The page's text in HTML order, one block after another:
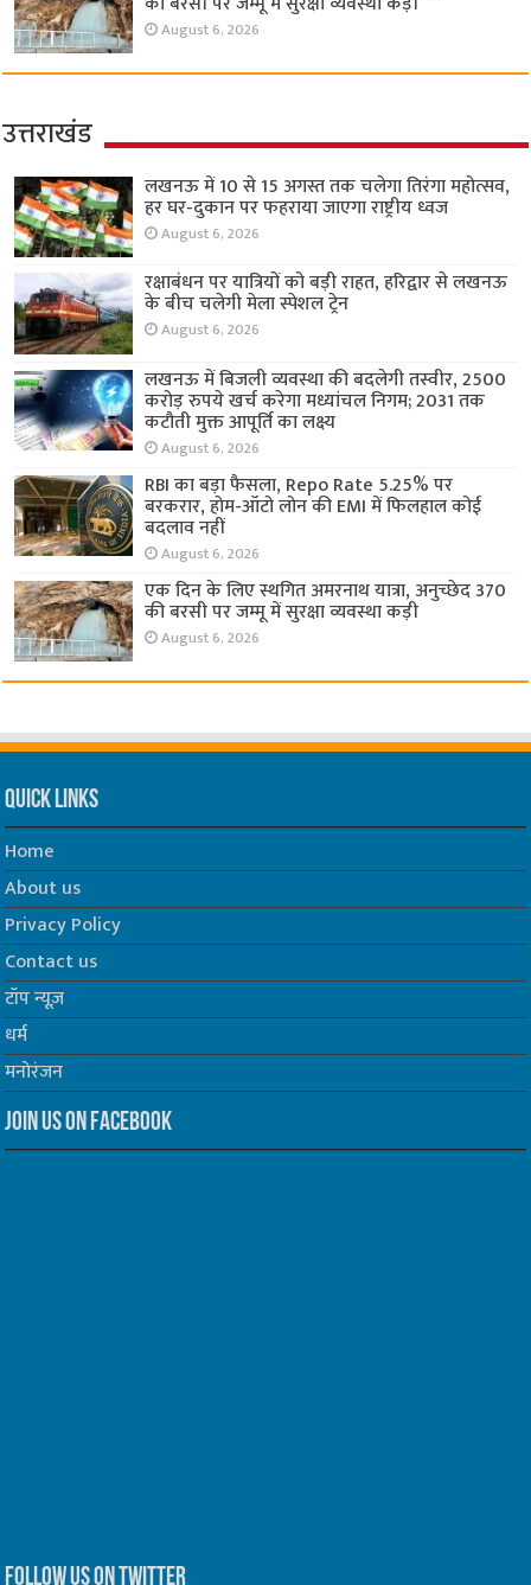
August 6, 2026
उत्तराखंड
लखनऊ में 10 से 15 अगस्त तक चलेगा तिरंगा महोत्सव,
हर घर-दुकान पर फहराया जाएगा राष्ट्रीय ध्वज
August 6, 2026
रक्षाबंधन पर यात्रियों को बड़ी राहत, हरिद्वार से लखनऊ
के बीच चलेगी मेला स्पेशल ट्रेन
August 6, 2026
लखनऊ में बिजली व्यवस्था की बदलेगी तस्वीर, 2500
करोड़ रुपये खर्च करेगा मध्यांचल निगम; 2031 तक
कटौती मुक्त आपूर्ति का लक्ष्य
August 6, 2026
RBI का बड़ा फैसला, Repo Rate 5.25% पर
बरकरार, होम-ऑटो लोन की EMI में फिलहाल कोई
बदलाव नहीं
August 6, 2026
एक दिन के लिए स्थगित अमरनाथ यात्रा, अनुच्छेद 370
की बरसी पर जम्मू में सुरक्षा व्यवस्था कड़ी
August 6, 2026
Quick Links
Home
About us
Privacy Policy
Contact us
टॉप न्यूज़
धर्म
मनोरंजन
Join us on Facebook
Follow us on Twitter